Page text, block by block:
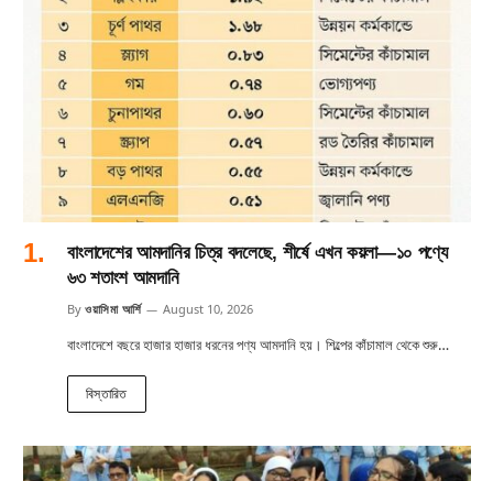
বাংলাদেশের আমদানির চিত্র বদলেছে, শীর্ষে এখন কয়লা—১০ পণ্যে
৬৩ শতাংশ আমদানি
By ওয়াসিমা আর্শি August 10, 2026
বাংলাদেশে বছরে হাজার হাজার ধরনের পণ্য আমদানি হয়। শিল্পের কাঁচামাল থেকে শুরু…
বিস্তারিত